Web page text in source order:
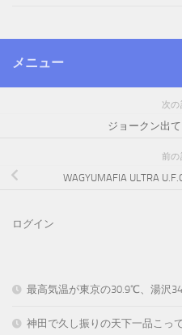
メニュー
次の
ジョークン出
前の
WAGYUMAFIA ULTRA
ログイン
最高気温が東京の30.9℃、湯沢
神田で久し振りの天下一品こっ